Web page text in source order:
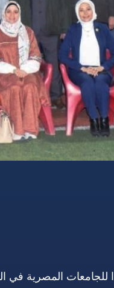
للجامعات المصرية في